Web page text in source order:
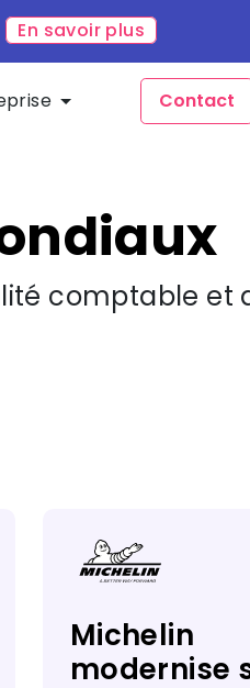
En savoir plus
Contact
comptable et
Michelin
modernise